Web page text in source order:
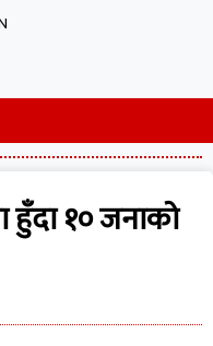
१० जनाको